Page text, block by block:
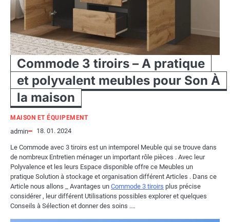
Commode 3 tiroirs – A pratique
et polyvalent meubles pour Son À
la maison
MAISON ET ÉQUIPEMENT
admin 18. 01. 2024
Le Commode avec 3 tiroirs est un intemporel Meuble qui se trouve dans
de nombreux Entretien ménager un important rôle pièces . Avec leur
Polyvalence et les leurs Espace disponible offre ce Meubles un
pratique Solution à stockage et organisation différent Articles . Dans ce
Article nous allons _ Avantages un Commode 3 tiroirs plus précise
considérer , leur différent Utilisations possibles explorer et quelques
Conseils à Sélection et donner des soins .…